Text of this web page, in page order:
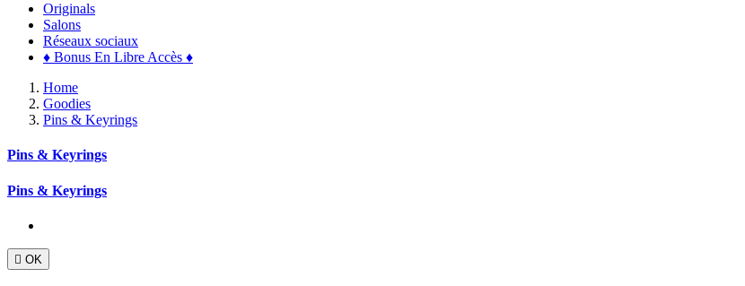
Originals
Salons
Réseaux sociaux
♦ Bonus En Libre Accès ♦
Home
Goodies
Pins & Keyrings
Pins & Keyrings
Pins & Keyrings
 OK